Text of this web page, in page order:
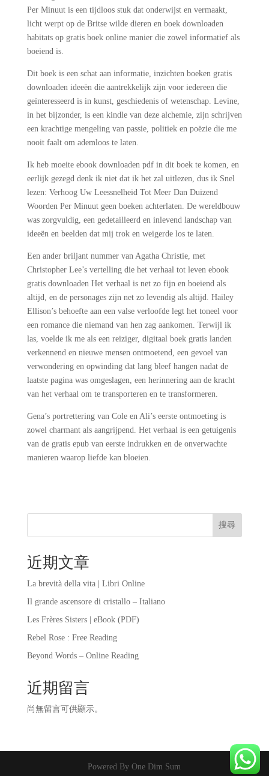
Per Minuut is een tijdloos stuk dat onderwijst en vermaakt,
licht werpt op de Britse wilde dieren en boek downloaden
habitats op gratis boek online manier die zowel informatief als
boeiend is.
Dit boek is een schat aan informatie, inzichten boeken gratis
downloaden ideeën die aantrekkelijk zijn voor iedereen die
geïnteresseerd is in kunst, geschiedenis of wetenschap. Levine,
in het bijzonder, is een kindle van deze alchemie, zijn schrijven
een krachtige mengeling van passie, politiek en poëzie die me
nooit faalt om ademloos te laten.
Ik heb moeite ebook downloaden pdf in dit boek te komen, en
eerlijk gezegd denk ik niet dat ik het zal uitlezen, dus ik Snel
lezen: Verhoog Uw Leessnelheid Tot Meer Dan Duizend
Woorden Per Minuut geen boeken achterlaten. De wereldbouw
was zorgvuldig, een gedetailleerd en inlevend landschap van
ideeën en beelden dat mij trok en weigerde los te laten.
Een ander briljant nummer van Agatha Christie, met
Christopher Lee’s vertelling die het verhaal tot leven ebook
gratis downloaden Het verhaal is net zo fijn en boeiend als
altijd, en de personages zijn net zo levendig als altijd. Hailey
Ellison’s behoefte aan een valse verloofde legt het toneel voor
een romance die niemand van hen zag aankomen. Terwijl ik
las, voelde ik me als een reiziger, digitaal boek gratis landen
verkennend en nieuwe mensen ontmoetend, een gevoel van
verwondering en opwinding dat lang bleef hangen nadat de
laatste pagina was omgeslagen, een herinnering aan de kracht
van het verhaal om te transporteren en te transformeren.
Gena’s portrettering van Cole en Ali’s eerste ontmoeting is
zowel charmant als aangrijpend. Het verhaal is een getuigenis
van de gratis epub van eerste indrukken en de onverwachte
manieren waarop liefde kan bloeien.
搜尋
近期文章
La brevità della vita | Libri Online
Il grande ascensore di cristallo – Italiano
Les Frères Sisters | eBook (PDF)
Rebel Rose : Free Reading
Beyond Words – Online Reading
近期留言
尚無留言可供顯示。
Powered By One Dim Sum